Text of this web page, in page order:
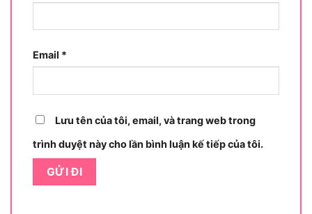
DGA417Z.
Makita DGA417Z thuộc phân khúc máy mài
chuyên nghiệp tầm trung trong hệ 18V LXT của
Makita.
Trong dải sản phẩm máy mài pin Makita, DGA417Z
nằm ở nhóm đĩa 100mm có brushless + điều tốc,
Email *
Lưu tên của tôi, email, và trang web trong
trình duyệt này cho lần bình luận kế tiếp của tôi.